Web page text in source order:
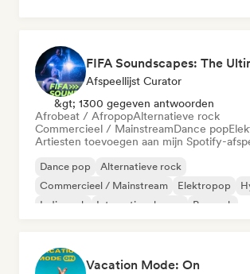
Afspeellijst Curator
&gt; 1300 gegeven antwoorden
Afrobeat / AfropopAlternatieve rock
Commercieel / MainstreamDance pop
Artiesten toevoegen aan mijn Spotify-
Dance pop
Alternatieve rock
Commercieel / Mainstream
Elektropop
Indie rock
Internationale pop Poprock
Vacation Mode: On